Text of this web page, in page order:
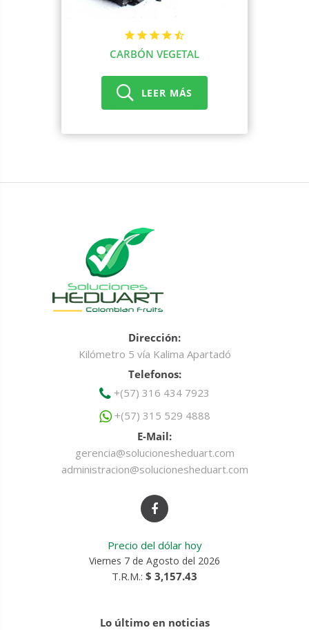
CARBÓN VEGETAL
LEER MÁS
Dirección:
Kilómetro 5 vía Kalima Apartadó
Telefonos:
+(57) 316 434 7923
+(57) 315 529 4888
E-Mail:
gerencia@solucionesheduart.com
administracion@solucionesheduart.com
Precio del dólar hoy
Viernes 7 de Agosto del 2026
T.R.M.: $ 3,157.43
Lo último en noticias